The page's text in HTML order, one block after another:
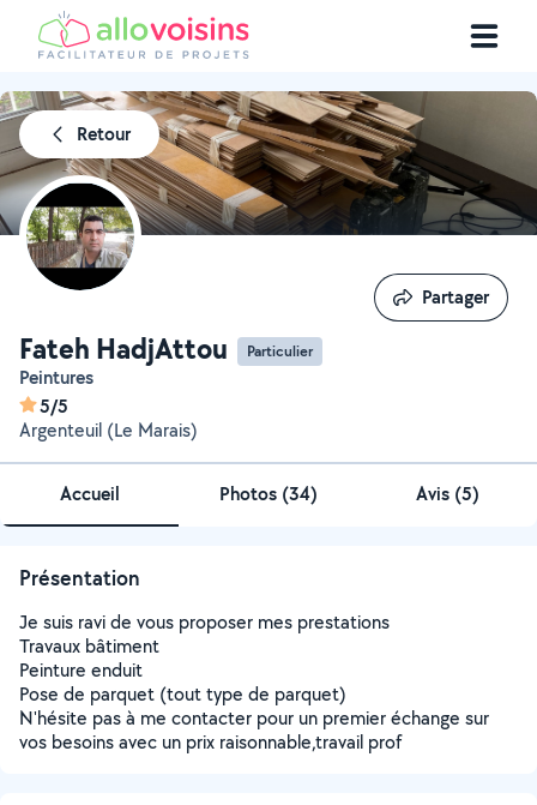
Retour
Fateh HadjAttou Particulier
Peintures
5/5
Argenteuil (Le Marais)
Partager
Partager
Accueil Photos (34) Avis (5)
Présentation
Je suis ravi de vous proposer mes prestations
Travaux bâtiment
Peinture enduit
Pose de parquet (tout type de parquet)
N'hésite pas à me contacter pour un premier échange sur
vos besoins avec un prix raisonnable,travail prof